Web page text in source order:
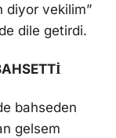
diyor vekilim”
dile getirdi.
bahseden
gelsem